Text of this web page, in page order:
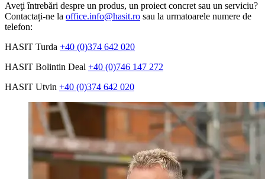
Aveţi întrebări despre un produs, un proiect concret sau un serviciu?
Contactați-ne la office.info@hasit.ro sau la urmatoarele numere de
telefon:
HASIT Turda +40 (0)374 642 020
HASIT Bolintin Deal +40 (0)746 147 272
HASIT Utvin +40 (0)374 642 020